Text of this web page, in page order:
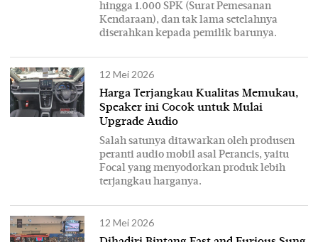
hingga 1.000 SPK (Surat Pemesanan
Kendaraan), dan tak lama setelahnya
diserahkan kepada pemilik barunya.
12 Mei 2026
Harga Terjangkau Kualitas Memukau,
Speaker ini Cocok untuk Mulai
Upgrade Audio
Salah satunya ditawarkan oleh produsen
peranti audio mobil asal Perancis, yaitu
Focal yang menyodorkan produk lebih
terjangkau harganya.
12 Mei 2026